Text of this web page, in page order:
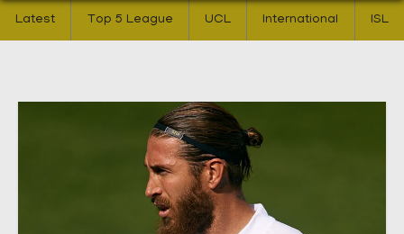
Latest Top 5 League UCL International ISL